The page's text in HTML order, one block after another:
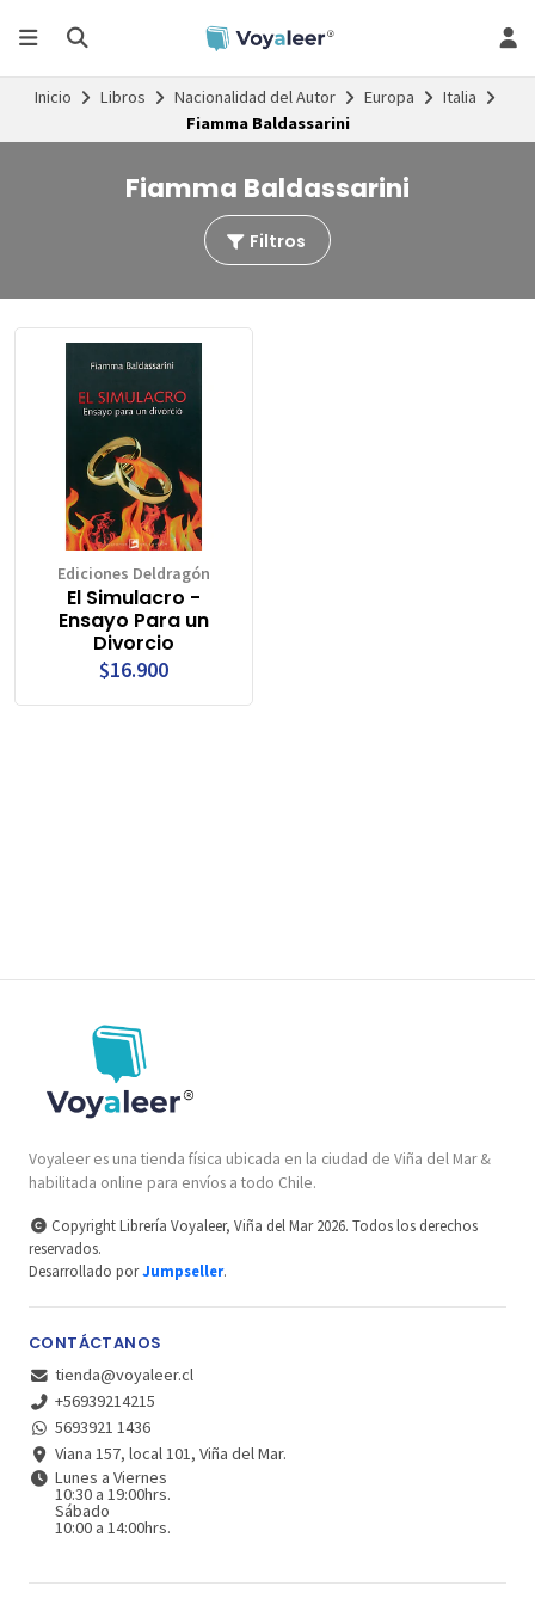
Inicio Libros Nacionalidad del Autor Europa
Italia
Fiamma Baldassarini
Fiamma Baldassarini
Filtros
Ediciones Deldragón
El Simulacro -
Ensayo Para un
Divorcio
$16.900
Voyaleer es una tienda física ubicada en la ciudad de Viña del Mar &
habilitada online para envíos a todo Chile.
Copyright Librería Voyaleer, Viña del Mar 2026. Todos los derechos
reservados.
Desarrollado porJumpseller.
CONTÁCTANOS
tienda@voyaleer.cl
+56939214215
5693921 1436
Viana 157, local 101, Viña del Mar.
Lunes a Viernes
10:30 a 19:00hrs.
Sábado
10:00 a 14:00hrs.